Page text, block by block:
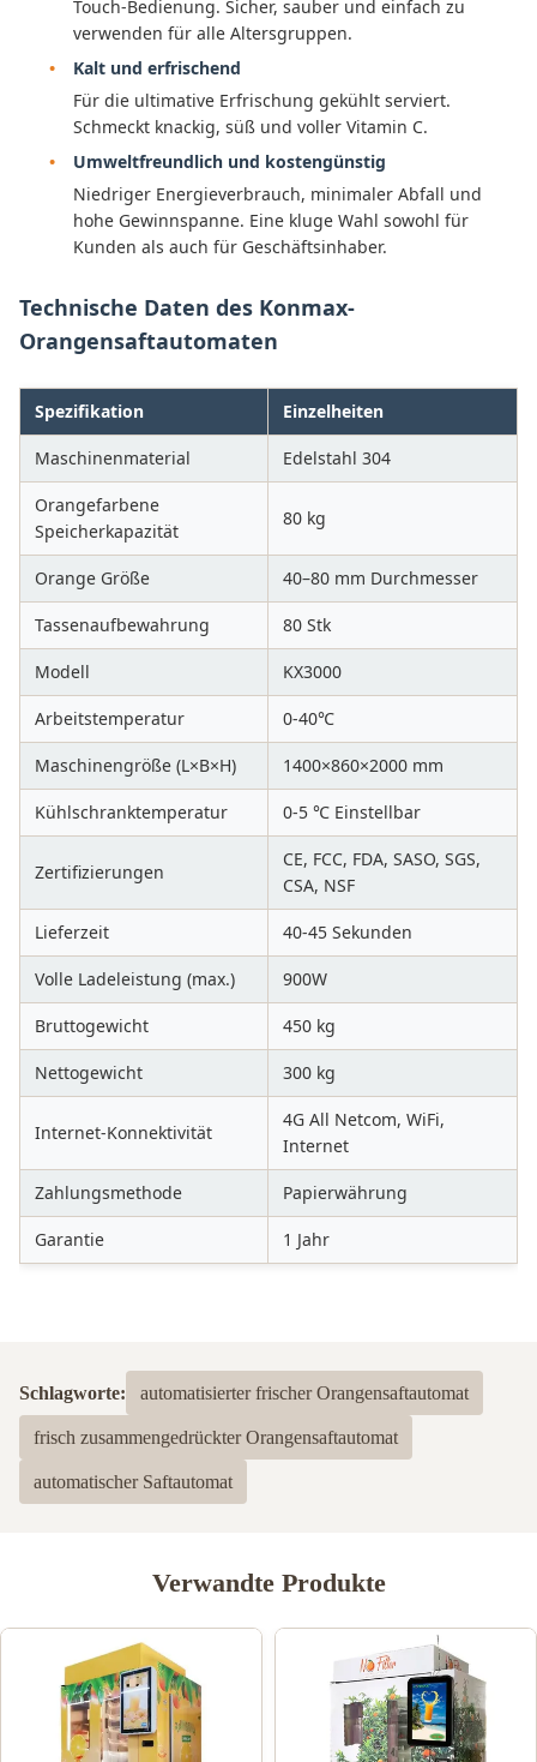
Touch-Bedienung. Sicher, sauber und einfach zu
verwenden für alle Altersgruppen.
Kalt und erfrischend
Für die ultimative Erfrischung gekühlt serviert.
Schmeckt knackig, süß und voller Vitamin C.
Umweltfreundlich und kostengünstig
Niedriger Energieverbrauch, minimaler Abfall und
hohe Gewinnspanne. Eine kluge Wahl sowohl für
Kunden als auch für Geschäftsinhaber.
Technische Daten des Konmax-
Orangensaftautomaten
Spezifikation Einzelheiten
Maschinenmaterial Edelstahl 304
Orangefarbene
Speicherkapazität
80 kg
Orange Größe 40–80 mm Durchmesser
Tassenaufbewahrung 80 Stk
Modell KX3000
Arbeitstemperatur 0-40℃
Maschinengröße (L×B×H) 1400×860×2000 mm
Kühlschranktemperatur 0-5 ℃ Einstellbar
Zertifizierungen
CE, FCC, FDA, SASO, SGS,
CSA, NSF
Lieferzeit 40-45 Sekunden
Volle Ladeleistung (max.) 900W
Bruttogewicht 450 kg
Nettogewicht 300 kg
Internet-Konnektivität
4G All Netcom, WiFi,
Internet
Zahlungsmethode Papierwährung
Garantie 1 Jahr
Schlagworte: automatisierter frischer Orangensaftautomat
frisch zusammengedrückter Orangensaftautomat
automatischer Saftautomat
Verwandte Produkte